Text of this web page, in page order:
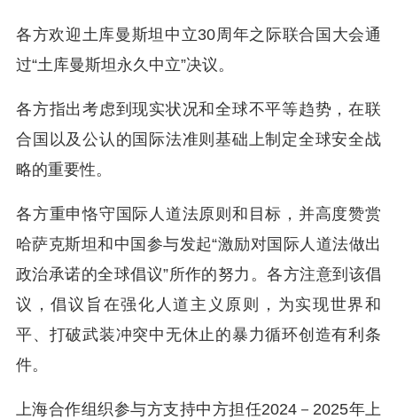
各方欢迎土库曼斯坦中立30周年之际联合国大会通
过“土库曼斯坦永久中立”决议。
各方指出考虑到现实状况和全球不平等趋势，在联
合国以及公认的国际法准则基础上制定全球安全战
略的重要性。
各方重申恪守国际人道法原则和目标，并高度赞赏
哈萨克斯坦和中国参与发起“激励对国际人道法做出
政治承诺的全球倡议”所作的努力。各方注意到该倡
议，倡议旨在强化人道主义原则，为实现世界和
平、打破武装冲突中无休止的暴力循环创造有利条
件。
上海合作组织参与方支持中方担任2024－2025年上